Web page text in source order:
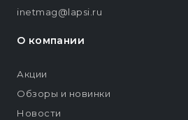
inetmag@lapsi.ru
О компании
Акции
Обзоры и новинки
Новости